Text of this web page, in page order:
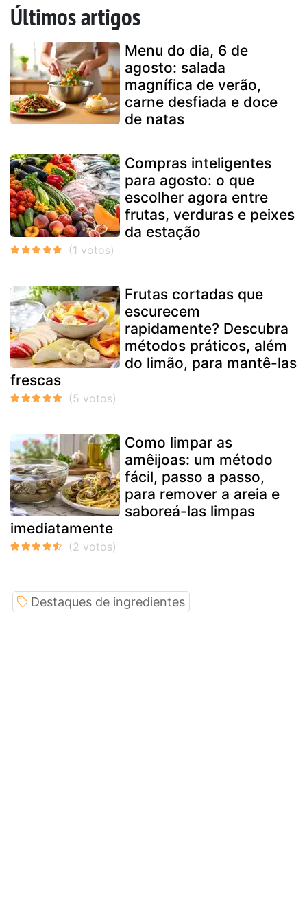
Últimos artigos
Menu do dia, 6 de
agosto: salada
magnífica de verão,
carne desfiada e doce
de natas
Compras inteligentes
para agosto: o que
escolher agora entre
frutas, verduras e peixes
da estação
Frutas cortadas que
escurecem
rapidamente? Descubra
métodos práticos, além
do limão, para mantê-las
frescas
Como limpar as
amêijoas: um método
fácil, passo a passo,
para remover a areia e
saboreá-las limpas
imediatamente
Destaques de ingredientes